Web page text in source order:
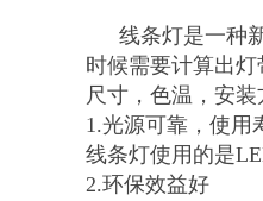
线条灯是一种
时候需要计算出
尺寸，色温，安
1.光源可靠，使用
线条灯使用的是
2.环保效益好